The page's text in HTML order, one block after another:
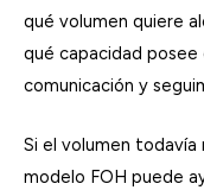
qué volumen quiere
qué capacidad posee
comunicación y
Si el volumen
modelo FOH puede